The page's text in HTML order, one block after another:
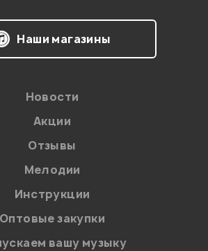
Наши магазины
Новости
Акции
Отзывы
Мелодии
Инструкции
Оптовые закупки
вашу музыку